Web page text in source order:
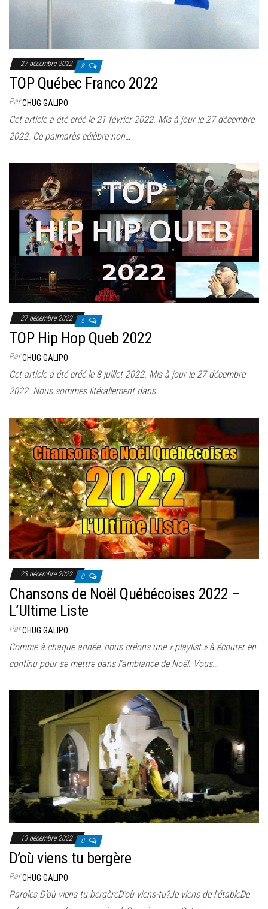
27 décembre 2022 8
TOP Québec Franco 2022
ParCHUG GALIPO
Cet article a été créé le 21 février 2022. Mis à jour le 27 décembre
2022. Ce palmarès célèbre non…
27 décembre 2022 5
TOP Hip Hop Queb 2022
ParCHUG GALIPO
Cet article a été créé le 8 juillet 2022. Mis à jour le 27 décembre
2022. Nous sommes litérallement dans…
23 décembre 2022 0
Chansons de Noël Québécoises 2022 –
L’Ultime Liste
ParCHUG GALIPO
Comme à chaque année, nous créons une « playlist » à écouter en
continu pour se mettre dans l’ambiance de Noël. Vous…
13 décembre 2022 0
D’où viens tu bergère
ParCHUG GALIPO
Paroles D’où viens tu bergèreD’où viens-tu?Je viens de l’étableDe